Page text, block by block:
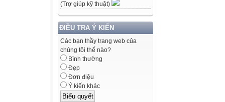
(Trợ giúp kỹ thuật)
ĐIỀU TRA Ý KIẾN
Các bạn thầy trang web của
chúng tôi thế nào?
Bình thường
Đẹp
Đơn điệu
Ý kiến khác